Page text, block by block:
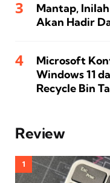
Mantap,
Akan Hadir
Microsoft
Windows 11
Recycle Bin
Review